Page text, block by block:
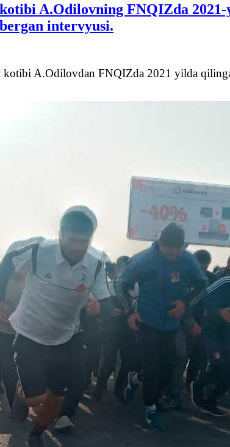
A.Odilovning FNQIZda
intervyusi.
A.Odilovdan FNQIZda 2021 yilda